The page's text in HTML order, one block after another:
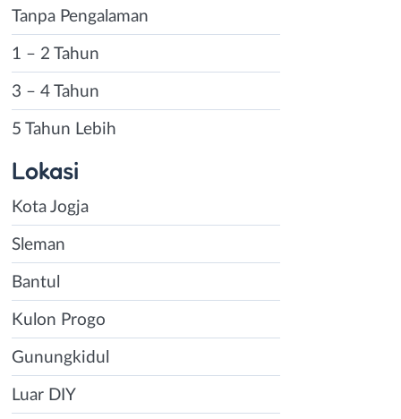
hal tersebut
terus
yang
pelatihan
tidak
wirausaha.
bisnis sesuai
hanya
lakukan
anggap
Tanpa Pengalaman
1 – 2 Tahun
3 – 4 Tahun
5 Tahun Lebih
Lokasi
Kota Jogja
Sleman
Bantul
Kulon Progo
Gunungkidul
Luar DIY